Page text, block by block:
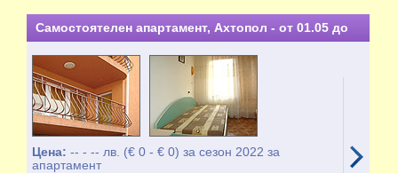
Самостоятелен апартамент, Ахтопол - от 01.05 до
30.10
Цена:-- - -- лв. (€ 0 - € 0) за сезон 2022 за
апартамент